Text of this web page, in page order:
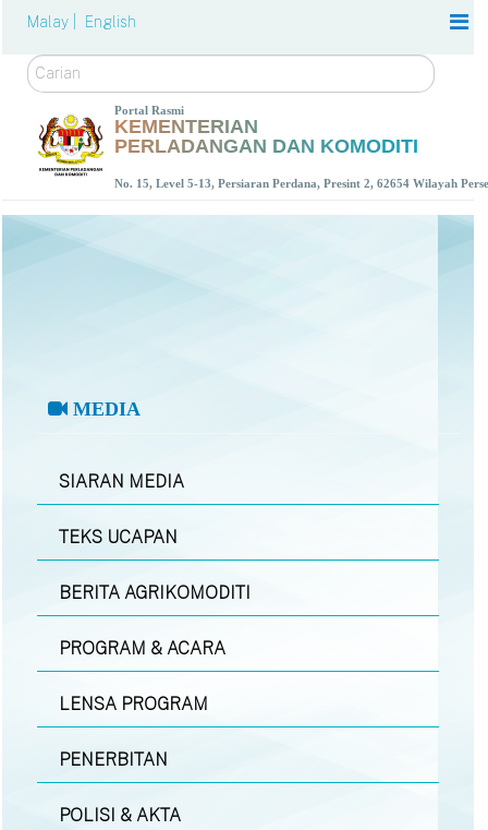
Malay | English
Carian
Portal Rasmi
KEMENTERIAN
PERLADANGAN DAN KOMODITI
No. 15, Level 5-13, Persiaran Perdana, Presint 2, 62654 Wilayah
MEDIA
SIARAN MEDIA
TEKS UCAPAN
BERITA AGRIKOMODITI
PROGRAM & ACARA
LENSA PROGRAM
PENERBITAN
POLISI & AKTA